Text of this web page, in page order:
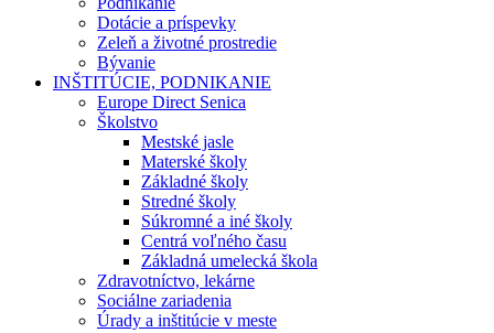
Dotácie a príspevky
Zeleň a životné prostredie
Bývanie
INŠTITÚCIE, PODNIKANIE
Europe Direct Senica
Školstvo
Mestské jasle
Materské školy
Základné školy
Stredné školy
Súkromné a iné školy
Centrá voľného času
Základná umelecká škola
Zdravotníctvo, lekárne
Sociálne zariadenia
Úrady a inštitúcie v meste